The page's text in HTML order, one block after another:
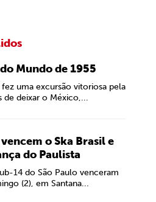
Mundo de 1955
uma excursão vitoriosa pela
de deixar o México,...
o Ska Brasil e
do Paulista
14 do São Paulo venceram
(2), em Santana...